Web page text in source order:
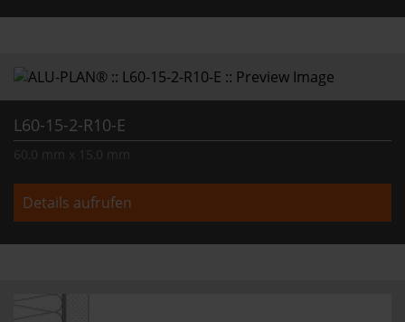
L60-15-2-R10-E
Details aufrufen